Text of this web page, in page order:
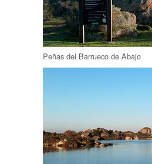
Peñas del Barrueco de Abajo